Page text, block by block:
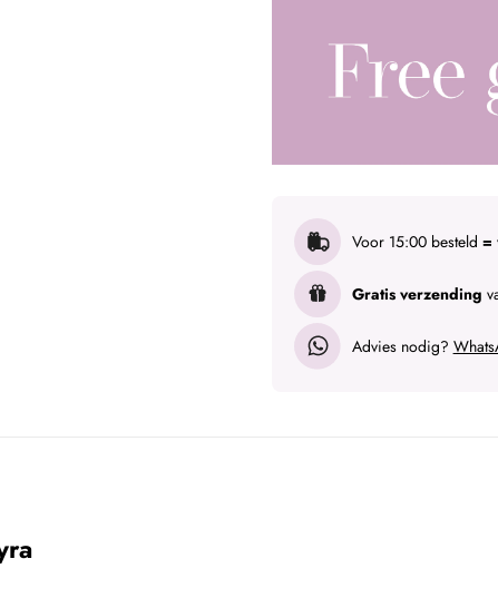
Voor 15:00 besteld =
Gratis verzending
Advies nodig?